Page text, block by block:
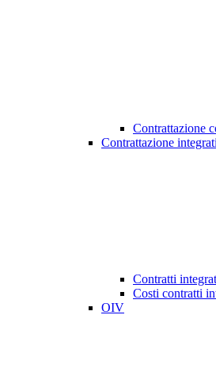
Contrattazione
Contrattazione
Contratti
Costi contratti
OIV